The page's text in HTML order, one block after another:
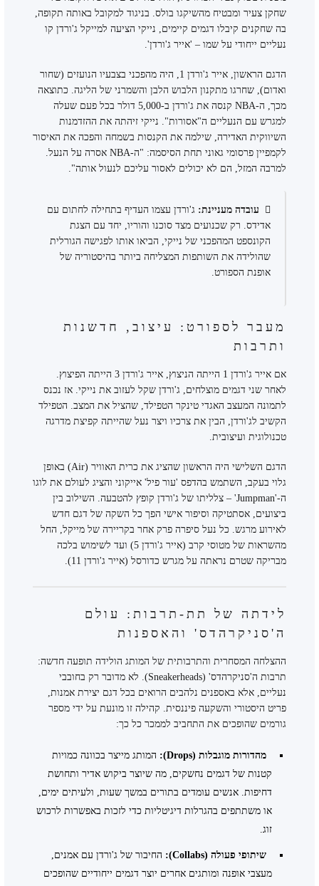
שחקן צעיר ומבטיח מהשיקגו בולס. בניגוד למקובל באותה תקופה,
בה שחקנים קיבלו דגמים קיימים, נייקי הציעה למייקל ג'ורדן קו
נעליים ייחודי על שמו – 'אייר ג'ורדן'.
הדגם הראשון, אייר ג'ורדן 1, היה מהפכני בצבעיו הנועזים (שחור
ואדום), שחרגו מתקנון הלבוש הלבן והשמרני של הליגה. כתוצאה
מכך, ה-NBA קנסה את ג'ורדן ב-5,000 דולר בכל פעם שעלה
למגרש עם הנעליים ה"אסורות". נייקי זיהתה את ההזדמנות
השיווקית האדירה, שילמה את הקנסות בשמחה והפכה את האיסור
לקמפיין פרסומי גאוני תחת הסיסמה: "ה-NBA אסרה על הנעל.
למרבה המזל, הם לא יכולים לאסור עליכם לנעול אותה".
עובדה מעניינת: ג'ורדן עצמו העדיף בתחילה לחתום עם
אדידס. רק שכנועים מצד סוכנו והוריו, יחד עם הצגת
הקונספט המהפכני של נייקי, הביאו אותו לפגישה הגורלית
שהולידה את השותפות המצליחה ביותר בהיסטוריה של
אופנת הספורט.
מעבר לספורט: עיצוב, חדשנות
ותרבות
אם אייר ג'ורדן 1 הייתה הניצוץ, אייר ג'ורדן 3 הייתה הפיצוץ.
לאחר שני דגמים מוצלחים, ג'ורדן שקל לעזוב את נייקי. אז נכנס
לתמונה המעצב האגדי טינקר הטפילד, שהציל את המצב. הטפילד
הקשיב לג'ורדן, הבין את צרכיו ויצר נעל שהייתה קפיצת מדרגה
טכנולוגית ועיצובית.
הדגם השלישי היה הראשון שהציג את כרית האוויר (Air) באופן
גלוי בעקב, השתמש בהדפס 'עור פיל' אייקוני והציג לעולם את לוגו
ה-'Jumpman' – צלליתו של ג'ורדן קופץ להטבעה. השילוב בין
ביצועים, אסתטיקה וסיפור אישי הפך כל השקה של דגם חדש
לאירוע מרגש. כל נעל סיפרה פרק אחר בקריירה של מייקל, החל
מהשראות של מטוסי קרב (אייר ג'ורדן 5) ועד לשימוש בלכה
מבריקה שטרם נראתה על מגרש כדורסל (אייר ג'ורדן 11).
לידתה של תת-תרבות: עולם
ה'סניקרהדס' והאספנות
ההצלחה המסחרית והתרבותית של המותג הולידה תופעה חדשה:
תרבות ה'סניקרהדס' (Sneakerheads). לא מדובר רק בחובבי
נעליים, אלא באספנים נלהבים הרואים בכל דגם יצירת אמנות,
פריט היסטורי והשקעה פיננסית. קהילה זו מונעת על ידי מספר
גורמים שהופכים את התחביב לממכר כל כך:
מהדורות מוגבלות (Drops):
המותג מייצר בכוונה כמויות
קטנות של דגמים נחשקים, מה שיוצר ביקוש אדיר ותחושת
דחיפות. אנשים עומדים בתורים במשך שעות, ולעיתים ימים,
או משתתפים בהגרלות דיגיטליות כדי לזכות באפשרות לרכוש
זוג.
שיתופי פעולה (Collabs):
החיבור של ג'ורדן עם אמנים,
מעצבי אופנה ומותגים אחרים יוצר דגמים ייחודיים שהופכים